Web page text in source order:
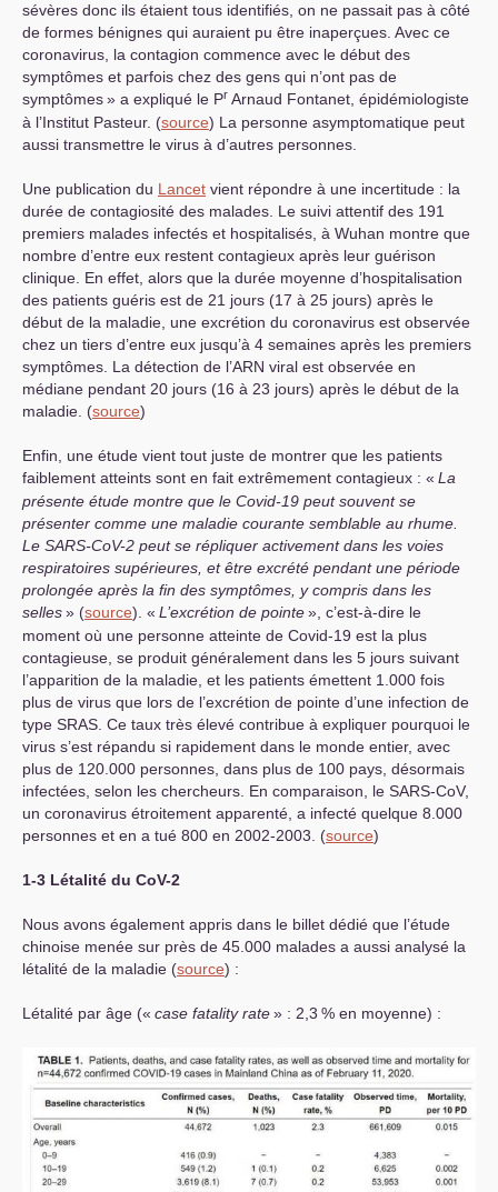
sévères donc ils étaient tous identifiés, on ne passait pas à côté
de formes bénignes qui auraient pu être inaperçues. Avec ce
coronavirus, la contagion commence avec le début des
symptômes et parfois chez des gens qui n’ont pas de
symptômes» a expliqué le Pr Arnaud Fontanet, épidémiologiste
à l’Institut Pasteur. (source) La personne asymptomatique peut
aussi transmettre le virus à d’autres personnes.
Une publication du Lancet vient répondre à une incertitude : la
durée de contagiosité des malades. Le suivi attentif des 191
premiers malades infectés et hospitalisés, à Wuhan montre que
nombre d’entre eux restent contagieux après leur guérison
clinique. En effet, alors que la durée moyenne d’hospitalisation
des patients guéris est de 21 jours (17 à 25 jours) après le
début de la maladie, une excrétion du coronavirus est observée
chez un tiers d’entre eux jusqu’à 4 semaines après les premiers
symptômes. La détection de l’ARN viral est observée en
médiane pendant 20 jours (16 à 23 jours) après le début de la
maladie. (source)
Enfin, une étude vient tout juste de montrer que les patients
faiblement atteints sont en fait extrêmement contagieux : « La
présente étude montre que le Covid-19 peut souvent se
présenter comme une maladie courante semblable au rhume.
Le SARS-CoV-2 peut se répliquer activement dans les voies
respiratoires supérieures, et être excrété pendant une période
prolongée après la fin des symptômes, y compris dans les
selles» (source). « L’excrétion de pointe», c’est-à-dire le
moment où une personne atteinte de Covid-19 est la plus
contagieuse, se produit généralement dans les 5 jours suivant
l’apparition de la maladie, et les patients émettent 1.000 fois
plus de virus que lors de l’excrétion de pointe d’une infection de
type SRAS. Ce taux très élevé contribue à expliquer pourquoi le
virus s’est répandu si rapidement dans le monde entier, avec
plus de 120.000 personnes, dans plus de 100 pays, désormais
infectées, selon les chercheurs. En comparaison, le SARS-CoV,
un coronavirus étroitement apparenté, a infecté quelque 8.000
personnes et en a tué 800 en 2002-2003. (source)
1-3 Létalité du CoV-2
Nous avons également appris dans le billet dédié que l’étude
chinoise menée sur près de 45.000 malades a aussi analysé la
létalité de la maladie (source) :
Létalité par âge (« case fatality rate» : 2,3 % en moyenne) :